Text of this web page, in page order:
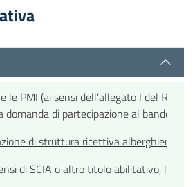
le PMI (ai sensi dell’allegato I del
domanda di partecipazione al bando
di struttura ricettiva alberghiera o
di SCIA o altro titolo abilitativo,